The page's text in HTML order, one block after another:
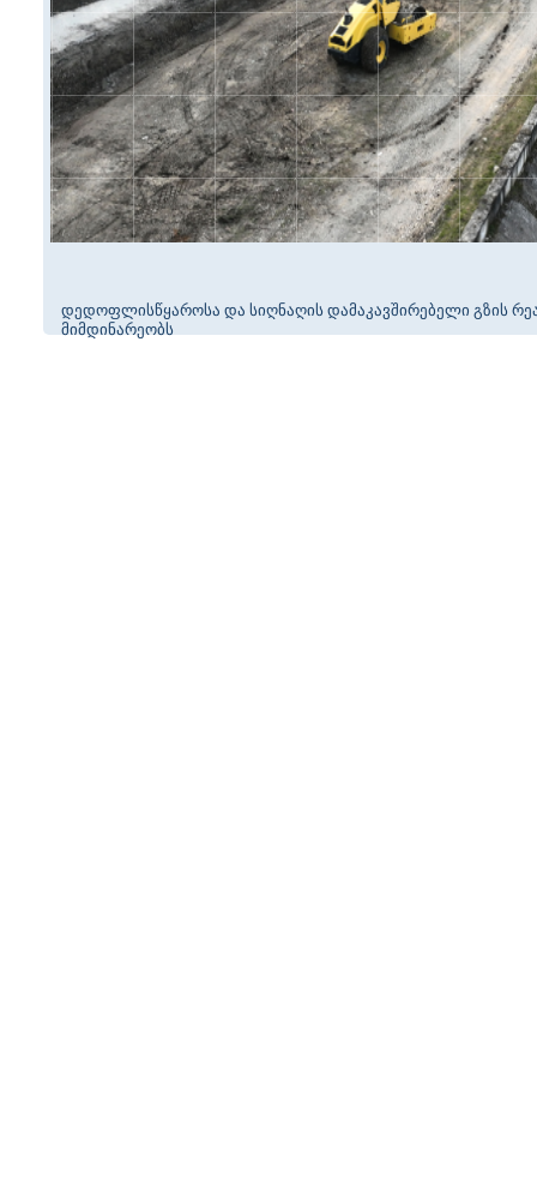
დედოფლისწყაროსა და სიღნაღის დამაკავშირებელი გზის
მიმდინარეობს